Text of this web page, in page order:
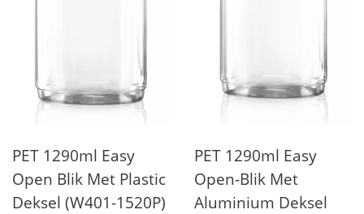
PET 1290ml Easy
Open Blik Met Plastic
Deksel (W401-1520P)
PET 1290ml Easy
Open-Blik Met
Aluminium Deksel